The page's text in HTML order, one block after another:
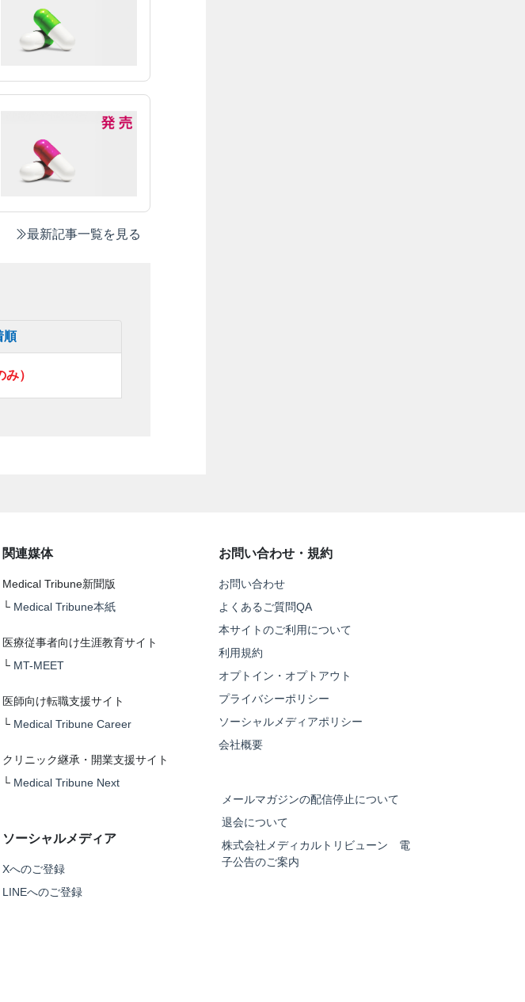
最新記事一覧を見る
順
）
関連媒体
Medical Tribune新聞版
└ Medical Tribune本紙
医療従事者向け生涯教育サイト
└ MT-MEET
医師向け転職支援サイト
└ Medical Tribune Career
クリニック継承・開業支援サイト
└ Medical Tribune Next
ソーシャルメディア
Xへのご登録
LINEへのご登録
お問い合わせ・規約
お問い合わせ
よくあるご質問QA
本サイトのご利用について
利用規約
オプトイン・オプトアウト
プライバシーポリシー
ソーシャルメディアポリシー
会社概要
メールマガジンの配信停止について
退会について
株式会社メディカルトリビューン 電
子公告のご案内